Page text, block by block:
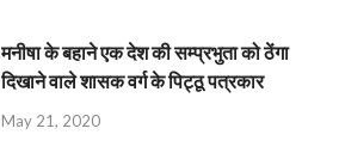
मनीषा के बहाने एक देश की सम्प्रभुता को ठेंगा
दिखाने वाले शासक वर्ग के पिट्ठू पत्रकार
May 21, 2020